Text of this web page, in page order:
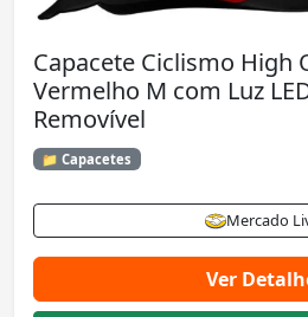
Capacete Ciclismo High
Vermelho M com Luz
Removível
📁 Capacetes
Mercado
Ver